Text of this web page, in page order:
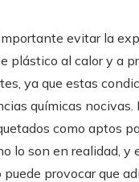
evitar la
plástico al calor y a
ya que estas
químicas nocivas.
como aptos
lo son en realidad, y
puede provocar que